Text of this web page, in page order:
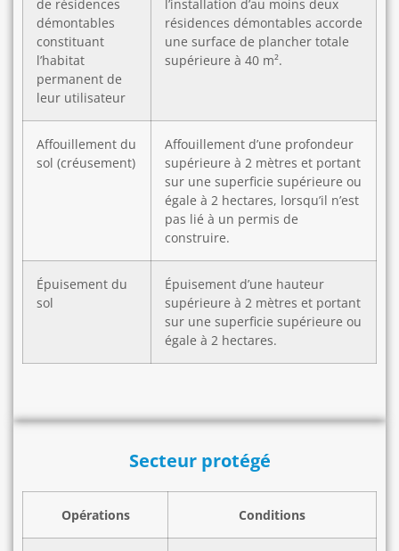
de résidences
démontables
constituant
l’habitat
permanent de
leur utilisateur
l’installation d’au moins deux
résidences démontables accorde
une surface de plancher totale
supérieure à 40 m².
Affouillement du
sol (créusement)
Affouillement d’une profondeur
supérieure à 2 mètres et portant
sur une superficie supérieure ou
égale à 2 hectares, lorsqu’il n’est
pas lié à un permis de
construire.
Épuisement du
sol
Épuisement d’une hauteur
supérieure à 2 mètres et portant
sur une superficie supérieure ou
égale à 2 hectares.
Secteur protégé
Opérations Conditions